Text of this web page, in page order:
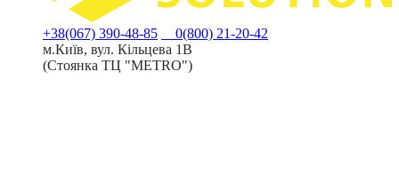
+38(067) 390-48-85
0(800) 21-20-42
м.Київ, вул. Кільцева 1В
(Стоянка ТЦ "METRO")